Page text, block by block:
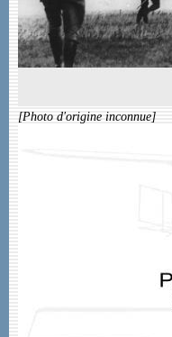
[Photo d'origine inconnue]